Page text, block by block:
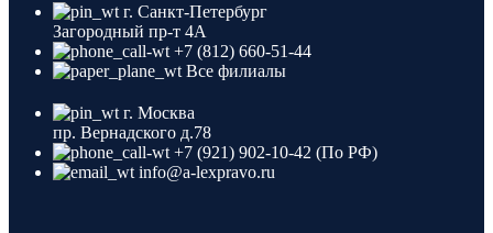
г. Санкт-Петербург
Загородный пр-т 4A
+7 (812) 660-51-44
Все филиалы
г. Москва
пр. Вернадского д.78
+7 (921) 902-10-42 (По РФ)
info@a-lexpravo.ru